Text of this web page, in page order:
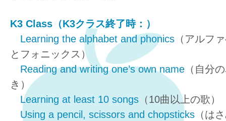
K3 Class（K3クラス終了時：）
Learning the alphabet and phonics （アルフ
とフォニックス）
Reading and writing one’s own name （自分
き）
Learning at least 10 songs （10曲以上の歌）
Using a pencil, scissors and chopsticks （は